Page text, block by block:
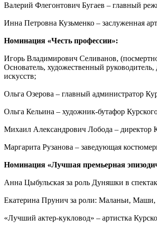
Валерий Флегонтович Бугаев – главный
Инна Петровна Кузьменко – заслуженная
Номинация «Честь профессии»:
Игорь Владимирович Селиванов,
Основатель, художественный
искусств;
Ольга Озерова – главный администратор
Ольга Кельина – художник-бутафор
Михаил Александрович Лобода – директор
Маргарита Рузанова – заведующая
Номинация «Лучшая премьерная
Анна Цыбульская за роль Дуняшки в
Екатерина Прунич за роли: Маланьи, Маши,
«Лучший актер-кукловод» – артистка